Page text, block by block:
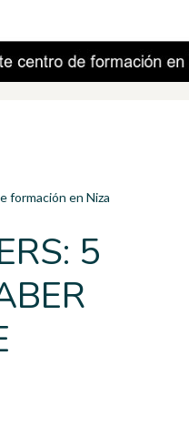
formación en Niza
5